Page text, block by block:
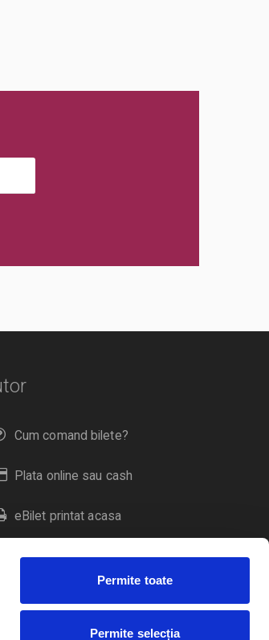
Permite toate
Permite selecția
Cum comand bilete?
Plata online sau cash
eBilet printat acasa
Livrare prin curier
Duplicare bilete